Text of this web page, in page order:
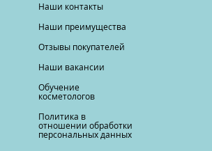
Наши контакты
Наши преимущества
Отзывы покупателей
Наши вакансии
Обучение
косметологов
Политика в
отношении обработки
персональных данных